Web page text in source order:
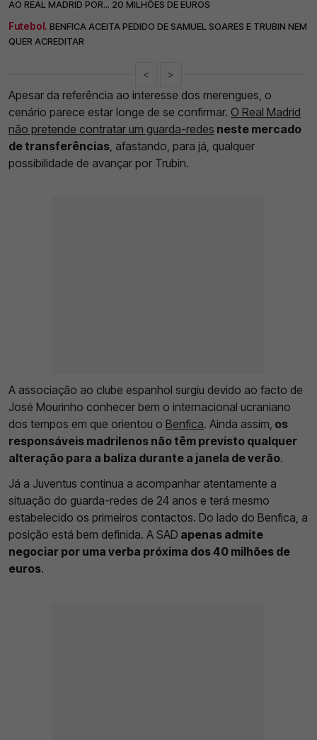
AO REAL MADRID POR... 20 MILHÕES DE EUROS
Futebol. BENFICA ACEITA PEDIDO DE SAMUEL SOARES E TRUBIN NEM
QUER ACREDITAR
< >
Apesar da referência ao interesse dos merengues, o
cenário parece estar longe de se confirmar. O Real Madrid
não pretende contratar um guarda-redes neste mercado
de transferências , afastando, para já, qualquer
possibilidade de avançar por Trubin.
A associação ao clube espanhol surgiu devido ao facto de
José Mourinho conhecer bem o internacional ucraniano
dos tempos em que orientou o Benfica. Ainda assim, os
responsáveis madrilenos não têm previsto qualquer
alteração para a baliza durante a janela de verão.
Já a Juventus continua a acompanhar atentamente a
situação do guarda-redes de 24 anos e terá mesmo
estabelecido os primeiros contactos. Do lado do Benfica, a
posição está bem definida. A SAD apenas admite
negociar por uma verba próxima dos 40 milhões de
euros.